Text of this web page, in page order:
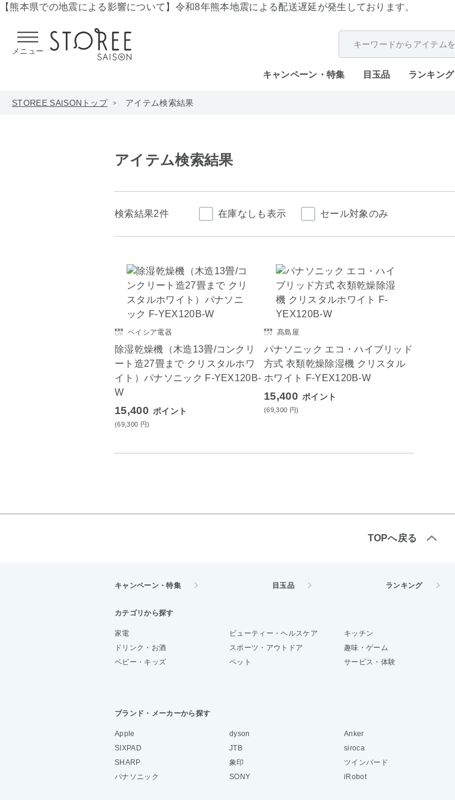
【熊本県での地震による影響について】 令和8年熊本地震による配送遅延が発生しております。
メニュー
キャンペーン・特集 目玉品 ランキング
STOREE SAISONトップ アイテム検索結果
アイテム検索結果
検索結果2件 在庫なしも表示 セール対象のみ
ベイシア電器
除湿乾燥機（木造13畳/コンクリ
ート造27畳まで クリスタルホワ
イト）パナソニック F-YEX120B-
W
15,400 ポイント
(69,300 円)
髙島屋
パナソニック エコ・ハイブリッド
方式 衣類乾燥除湿機 クリスタル
ホワイト F-YEX120B-W
15,400 ポイント
(69,300 円)
TOPへ戻る
キャンペーン・特集 目玉品 ランキング
カテゴリから探す
家電 ビューティー・ヘルスケア キッチン
ドリンク・お酒
スポーツ・アウトドア 趣味・ゲーム
ベビー・キッズ
ペット サービス・体験
ブランド・メーカーから探す
Apple dyson Anker
SIXPAD
JTB siroca
SHARP
象印 ツインバード
パナソニック
SONY iRobot